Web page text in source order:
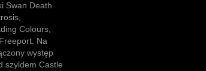
Swan Death
Colours,
Na
występ
szyldem Castle